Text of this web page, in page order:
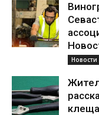
Новости